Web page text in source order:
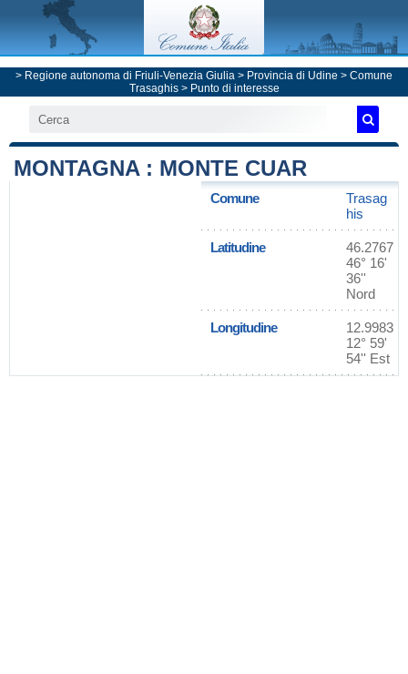
> Regione autonoma di Friuli-Venezia Giulia > Provincia di Udine > Comune
Trasaghis> Punto di interesse
MONTAGNA : MONTE CUAR
Comune
Trasag
his
Latitudine
46.2767
46° 16'
36''
Nord
Longitudine
12.9983
12° 59'
54'' Est